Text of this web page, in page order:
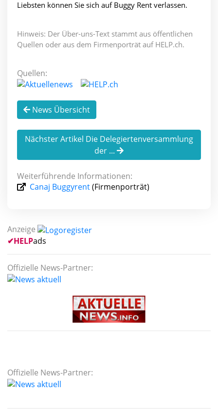
Liebsten können Sie sich auf Buggy Rent verlassen.
Hinweis: Der Über-uns-Text stammt aus öffentlichen
Quellen oder aus dem Firmenporträt auf HELP.ch.
Quellen:
News Übersicht
Nächster Artikel Die Delegiertenversammlung
der ...
Weiterführende Informationen:
Canaj Buggyrent(Firmenporträt)
Anzeige
✔HELPads
Offizielle News-Partner:
Offizielle News-Partner: